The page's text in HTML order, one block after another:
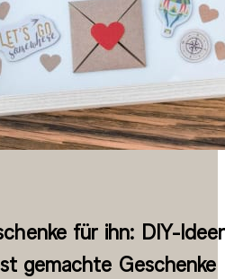
für ihn: DIY-
gemachte Geschenke